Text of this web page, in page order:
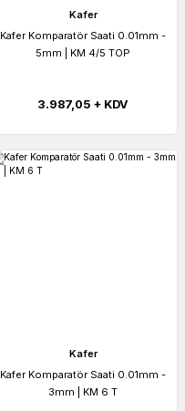
Kafer
Kafer Komparatör Saati 0.01mm -
5mm | KM 4/5 TOP
3.987,05 + KDV
Kafer
Kafer Komparatör Saati 0.01mm -
3mm | KM 6 T